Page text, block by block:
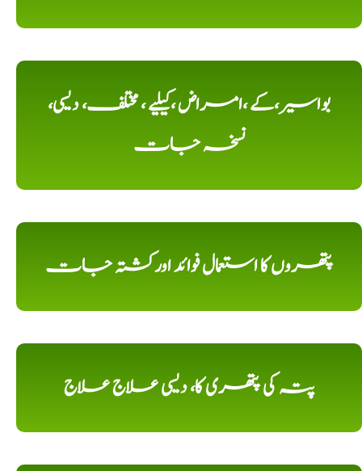
بواسیر،کے ،امراض ،کیلیے ، مختلف، دیسی،
نسخہ جات
پتھروں کا استعمال فوائد اورکشتہ جات
پتہ کی پتھری کا، دیسی علاج علاج